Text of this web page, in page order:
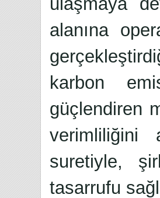
alanına
karbon
güçlendiren
verimliliğini
suretiyle,
tasarrufu